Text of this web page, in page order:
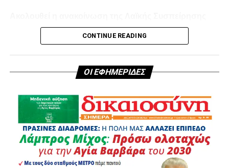
Χαϊδαρίου:
κατάσβεση της φωτιάς, προσφέροντας όποια βοήθεια
Στο Χαϊδάρι βρέθηκε και το πυροσβεστικό όχημα της
ΚΟ Αττικής του ΚΚΕ.
Στην περιοχή ήταν αντιπροσωπεία του ΚΚΕ με
επικεφαλής τον Νίκο Αμπατιέλο, μέλος του ΠΓ και
βουλευτή του Κόμματος, αποτελούμενη επίσης από την
Βιβή Δάγκα, μέλος της ΚΕ και βουλευτής.
CONTINUE READING
ΟΙ ΕΦΗΜΕΡΙΔΕΣ